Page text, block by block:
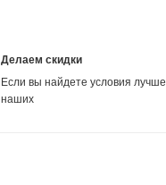
Делаем скидки
Если вы найдете условия лучше
наших